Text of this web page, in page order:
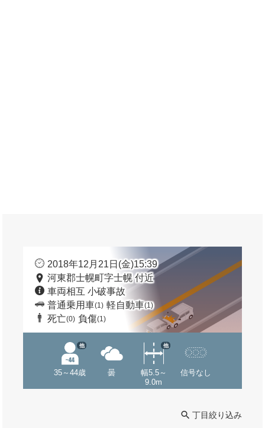
2018年12月21日(金)15:39
河東郡士幌町字士幌 付近
車両相互 小破事故
普通乗用車(1) 軽自動車(1)
死亡(0) 負傷(1)
35～44歳
他
曇
幅5.5～
9.0m
他
信号なし
丁目絞り込み